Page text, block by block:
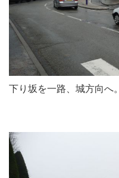
下り坂を一路、城方向へ。